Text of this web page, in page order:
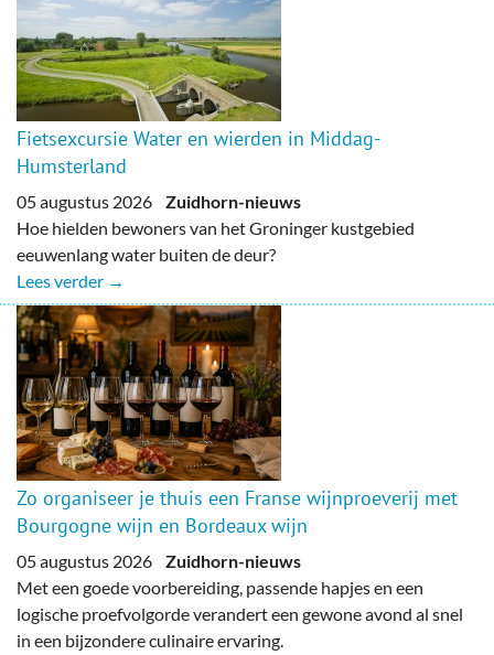
Fietsexcursie Water en wierden in Middag-
Humsterland
05 augustus 2026 Zuidhorn-nieuws
Hoe hielden bewoners van het Groninger kustgebied
eeuwenlang water buiten de deur?
Lees verder →
Zo organiseer je thuis een Franse wijnproeverij met
Bourgogne wijn en Bordeaux wijn
05 augustus 2026 Zuidhorn-nieuws
Met een goede voorbereiding, passende hapjes en een
logische proefvolgorde verandert een gewone avond al snel
in een bijzondere culinaire ervaring.